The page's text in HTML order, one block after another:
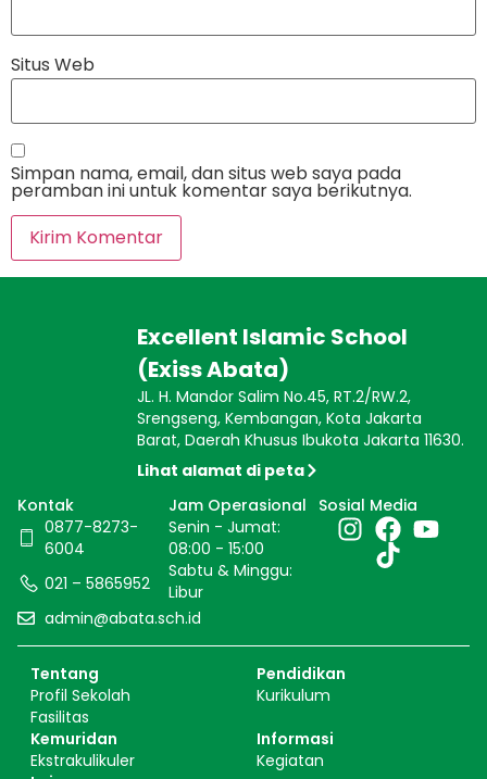
Situs Web
Simpan nama, email, dan situs web saya pada
peramban ini untuk komentar saya berikutnya.
Excellent Islamic School
(Exiss Abata)
JL. H. Mandor Salim No.45, RT.2/RW.2,
Srengseng, Kembangan, Kota Jakarta
Barat, Daerah Khusus Ibukota Jakarta 11630.
Lihat alamat di peta
Kontak
0877-8273-
6004
021 – 5865952
admin@abata.sch.id
Jam Operasional
Senin - Jumat:
08:00 - 15:00
Sabtu & Minggu:
Libur
Sosial Media
Tentang
Profil Sekolah
Fasilitas
Pendidikan
Kurikulum
Kemuridan
Ekstrakulikuler
Informasi
Kegiatan